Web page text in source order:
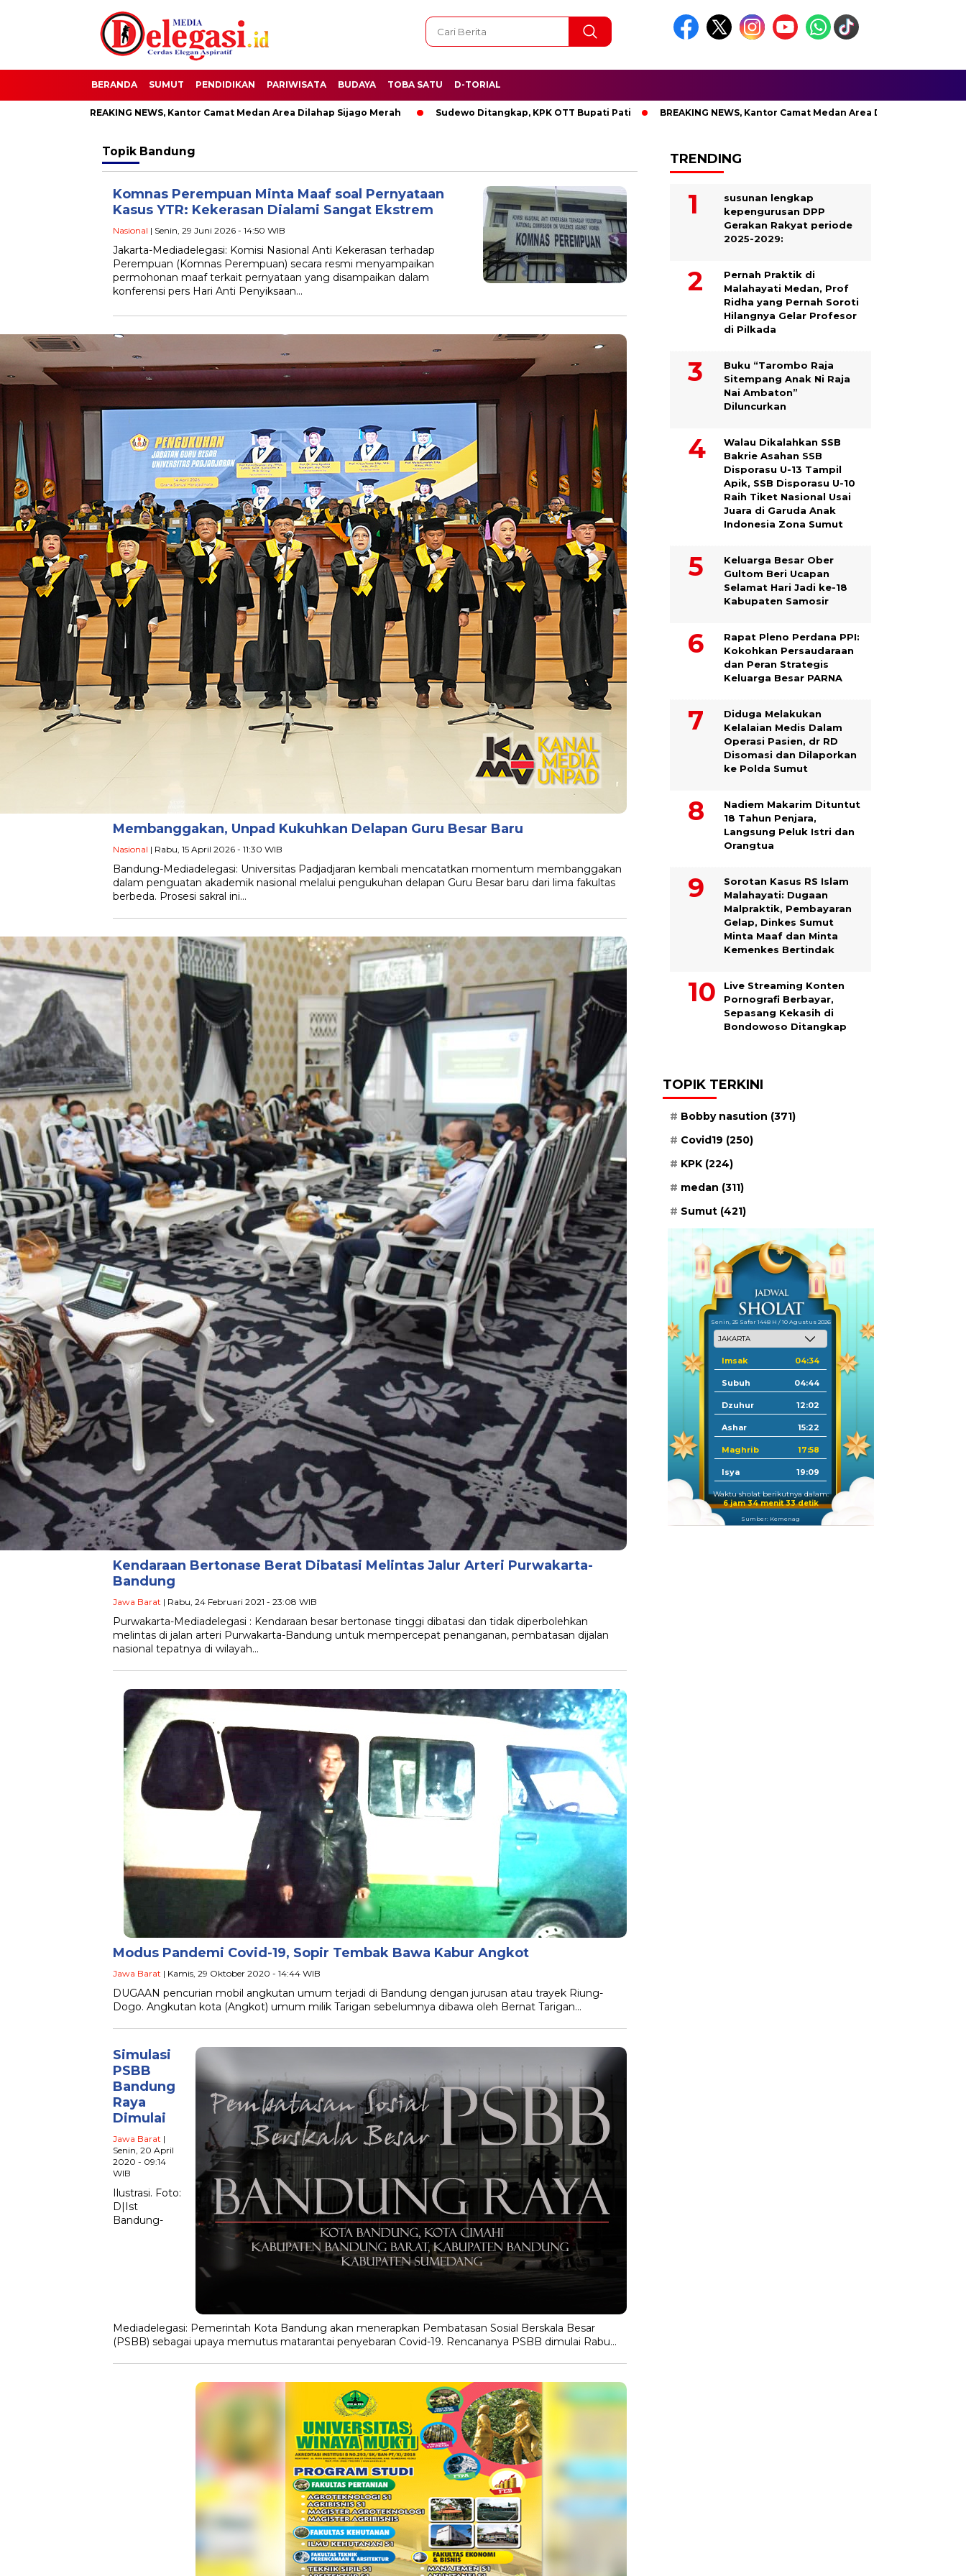
BERANDA SUMUT PENDIDIKAN PARIWISATA BUDAYA TOBA SATU D-TORIAL
BREAKING NEWS, Kantor Camat Medan Area Dilahap Sijago Merah Sudewo Ditangkap, KPK OTT Bupati Pati BREAKING NEWS, Kantor Camat Medan Area Dilahap Sijago Merah
Topik Bandung
Komnas Perempuan Minta Maaf soal Pernyataan
Kasus YTR: Kekerasan Dialami Sangat Ekstrem
Nasional | Senin, 29 Juni 2026 - 14:50 WIB
Jakarta-Mediadelegasi: Komisi Nasional Anti Kekerasan terhadap
Perempuan (Komnas Perempuan) secara resmi menyampaikan
permohonan maaf terkait pernyataan yang disampaikan dalam
konferensi pers Hari Anti Penyiksaan…
Membanggakan, Unpad Kukuhkan Delapan Guru Besar Baru
Nasional | Rabu, 15 April 2026 - 11:30 WIB
Bandung-Mediadelegasi: Universitas Padjadjaran kembali mencatatkan momentum membanggakan
dalam penguatan akademik nasional melalui pengukuhan delapan Guru Besar baru dari lima fakultas
berbeda. Prosesi sakral ini…
Kendaraan Bertonase Berat Dibatasi Melintas Jalur Arteri Purwakarta-
Bandung
Jawa Barat | Rabu, 24 Februari 2021 - 23:08 WIB
Purwakarta-Mediadelegasi : Kendaraan besar bertonase tinggi dibatasi dan tidak diperbolehkan
melintas di jalan arteri Purwakarta-Bandung untuk mempercepat penanganan, pembatasan dijalan
nasional tepatnya di wilayah…
Modus Pandemi Covid-19, Sopir Tembak Bawa Kabur Angkot
Jawa Barat | Kamis, 29 Oktober 2020 - 14:44 WIB
DUGAAN pencurian mobil angkutan umum terjadi di Bandung dengan jurusan atau trayek Riung-
Dogo. Angkutan kota (Angkot) umum milik Tarigan sebelumnya dibawa oleh Bernat Tarigan…
Simulasi
PSBB
Bandung
Raya
Dimulai
Jawa Barat |
Senin, 20 April
2020 - 09:14
WIB
Ilustrasi. Foto:
D|Ist
Bandung-
Mediadelegasi: Pemerintah Kota Bandung akan menerapkan Pembatasan Sosial Berskala Besar
(PSBB) sebagai upaya memutus matarantai penyebaran Covid-19. Rencananya PSBB dimulai Rabu…
TRENDING
susunan lengkap
kepengurusan DPP
Gerakan Rakyat periode
2025-2029:
Pernah Praktik di
Malahayati Medan, Prof
Ridha yang Pernah Soroti
Hilangnya Gelar Profesor
di Pilkada
Buku “Tarombo Raja
Sitempang Anak Ni Raja
Nai Ambaton”
Diluncurkan
Walau Dikalahkan SSB
Bakrie Asahan SSB
Disporasu U-13 Tampil
Apik, SSB Disporasu U-10
Raih Tiket Nasional Usai
Juara di Garuda Anak
Indonesia Zona Sumut
Keluarga Besar Ober
Gultom Beri Ucapan
Selamat Hari Jadi ke-18
Kabupaten Samosir
Rapat Pleno Perdana PPI:
Kokohkan Persaudaraan
dan Peran Strategis
Keluarga Besar PARNA
Diduga Melakukan
Kelalaian Medis Dalam
Operasi Pasien, dr RD
Disomasi dan Dilaporkan
ke Polda Sumut
​Nadiem Makarim Dituntut
18 Tahun Penjara,
Langsung Peluk Istri dan
Orangtua
Sorotan Kasus RS Islam
Malahayati: Dugaan
Malpraktik, Pembayaran
Gelap, Dinkes Sumut
Minta Maaf dan Minta
Kemenkes Bertindak
Live Streaming Konten
Pornografi Berbayar,
Sepasang Kekasih di
Bondowoso Ditangkap
TOPIK TERKINI
Bobby nasution (371)
Covid19 (250)
KPK (224)
medan (311)
Sumut (421)
Senin, 25 Safar 1448 H / 10 Agustus 2026
Imsak 04:34
Subuh 04:44
Dzuhur 12:02
Ashar 15:22
Maghrib 17:58
Isya 19:09
Waktu sholat berikutnya dalam:
6 jam 34 menit 31 detik
Sumber: Kemenag